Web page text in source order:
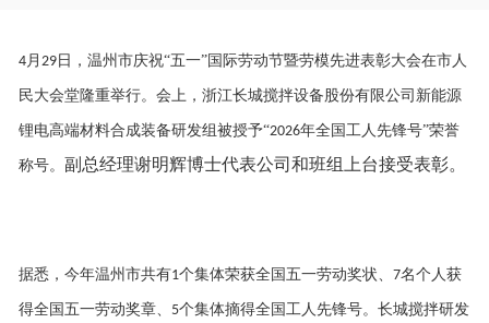
4 月 29日，温州市庆祝“五一”国际劳动节暨劳模先进表彰大会在市人
民大会堂隆重举行。会上，浙江长城搅拌设备股份有限公司新能源
锂电高端材料合成装备研发组被授予“2026年全国工人先锋号”荣誉
称号。 副总经理谢明辉博士代表公司 和班组 上台接受表彰。
据悉，今年温州市共有1个集体荣获全国五一劳动奖状、 7名个人获
得全国五一劳动奖章、 5个集体摘得全国工人先锋号。长城搅拌研发